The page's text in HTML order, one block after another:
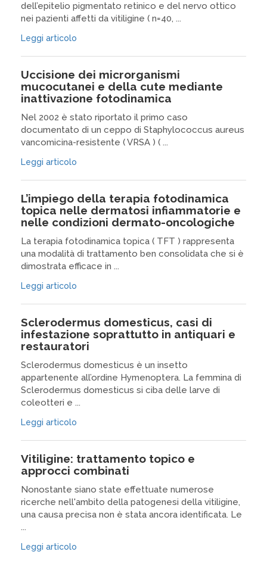
dell’epitelio pigmentato retinico e del nervo ottico
nei pazienti affetti da vitiligine ( n=40, ...
Leggi articolo
Uccisione dei microrganismi
mucocutanei e della cute mediante
inattivazione fotodinamica
Nel 2002 è stato riportato il primo caso
documentato di un ceppo di Staphylococcus aureus
vancomicina-resistente ( VRSA ) ( ...
Leggi articolo
L’impiego della terapia fotodinamica
topica nelle dermatosi infiammatorie e
nelle condizioni dermato-oncologiche
La terapia fotodinamica topica ( TFT ) rappresenta
una modalità di trattamento ben consolidata che si è
dimostrata efficace in ...
Leggi articolo
Sclerodermus domesticus, casi di
infestazione soprattutto in antiquari e
restauratori
Sclerodermus domesticus è un insetto
appartenente all’ordine Hymenoptera. La femmina di
Sclerodermus domesticus si ciba delle larve di
coleotteri e ...
Leggi articolo
Vitiligine: trattamento topico e
approcci combinati
Nonostante siano state effettuate numerose
ricerche nell'ambito della patogenesi della vitiligine,
una causa precisa non è stata ancora identificata. Le
...
Leggi articolo